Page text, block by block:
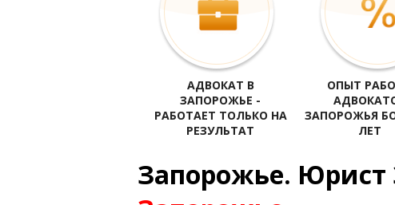
АДВОКАТ В
ЗАПОРОЖЬЕ -
РАБОТАЕТ ТОЛЬКО НА
РЕЗУЛЬТАТ
ОПЫТ
ЗАПОРОЖЬЯ
ЛЕТ
Запорожье. Юрист